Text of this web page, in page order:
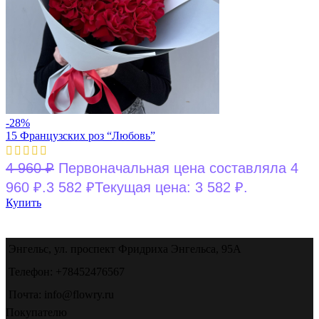
-28%
15 Французских роз “Любовь”
4 960₽ Первоначальная цена составляла 4
960 ₽.3 582 ₽Текущая цена: 3 582 ₽.
Купить
Энгельс, ул. проспект Фридриха Энгельса, 95А
Телефон: +78452476567
Почта: info@flowry.ru
Покупателю